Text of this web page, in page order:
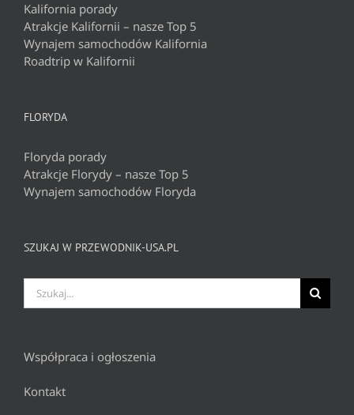
Kalifornia porady
Atrakcje Kalifornii – nasze Top 5
Wynajem samochodów Kalifornia
Roadtrip w Kalifornii
FLORYDA
Floryda porady
Atrakcje Florydy – nasze Top 5
Wynajem samochodów Floryda
SZUKAJ W PRZEWODNIK-USA.PL
Szukaj
Współpraca i ogłoszenia
Kontakt